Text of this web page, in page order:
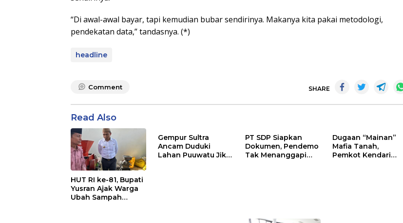
“Di awal-awal bayar, tapi kemudian bubar sendirinya. Makanya kita pakai metodologi,
pendekatan data,” tandasnya. (*)
headline
Comment SHARE
Read Also
HUT RI ke-81, Bupati
Yusran Ajak Warga
Ubah Sampah
Gempur Sultra
Ancam Duduki
Lahan Puuwatu Jika
PT SDP Siapkan
Dokumen, Pendemo
Tak Menanggapi
Dugaan “Mainan”
Mafia Tanah,
Pemkot Kendari